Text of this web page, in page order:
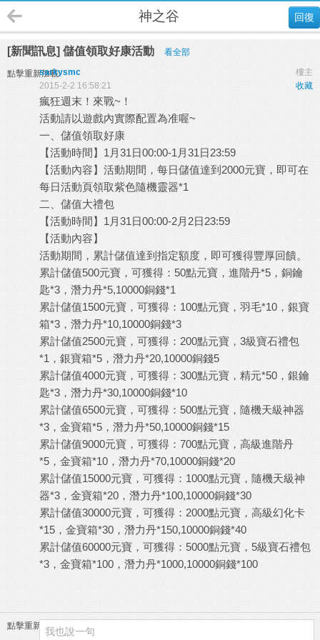
回復
神之谷
[新聞訊息] 儲值領取好康活動 看全部
點擊重新加載 樓主
sarkysmc
收藏
2015-2-2 16:58:21
瘋狂週末！來戰~！
活動請以遊戲內實際配置為准喔~
一、儲值領取好康
【活動時間】1月31日00:00-1月31日23:59
【活動內容】活動期間，每日儲值達到2000元寶，即可在
每日活動頁領取紫色隨機靈器*1
二、儲值大禮包
【活動時間】1月31日00:00-2月2日23:59
【活動內容】
活動期間，累計儲值達到指定額度，即可獲得豐厚回饋。
累計儲值500元寶，可獲得：50點元寶，進階丹*5，銅鑰
匙*3，潛力丹*5,10000銅錢*1
累計儲值1500元寶，可獲得：100點元寶，羽毛*10，銀寶
箱*3，潛力丹*10,10000銅錢*3
累計儲值2500元寶，可獲得：200點元寶，3級寶石禮包
*1，銀寶箱*5，潛力丹*20,10000銅錢5
累計儲值4000元寶，可獲得：300點元寶，精元*50，銀鑰
匙*3，潛力丹*30,10000銅錢*10
累計儲值6500元寶，可獲得：500點元寶，隨機天級神器
*3，金寶箱*5，潛力丹*50,10000銅錢*15
累計儲值9000元寶，可獲得：700點元寶，高級進階丹
*5，金寶箱*10，潛力丹*70,10000銅錢*20
累計儲值15000元寶，可獲得：1000點元寶，隨機天級神
器*3，金寶箱*20，潛力丹*100,10000銅錢*30
累計儲值30000元寶，可獲得：2000點元寶，高級幻化卡
*15，金寶箱*30，潛力丹*150,10000銅錢*40
累計儲值60000元寶，可獲得：5000點元寶，5級寶石禮包
*3，金寶箱*100，潛力丹*1000,10000銅錢*100
點擊重新加載